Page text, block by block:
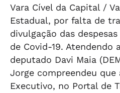
Vara Cível da Capital /
Estadual, por falta de
divulgação das
de Covid-19. Atendendo
deputado Davi Maia
Jorge compreendeu
Executivo, no Portal de